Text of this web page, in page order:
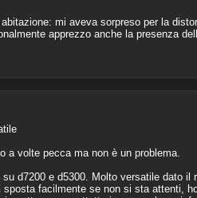
mi aveva sorpreso per la
apprezzo anche la presenza
a volte pecca ma non è un problema.
d7200 e d5300. Molto versatile dato
facilmente se non si sta attenti,